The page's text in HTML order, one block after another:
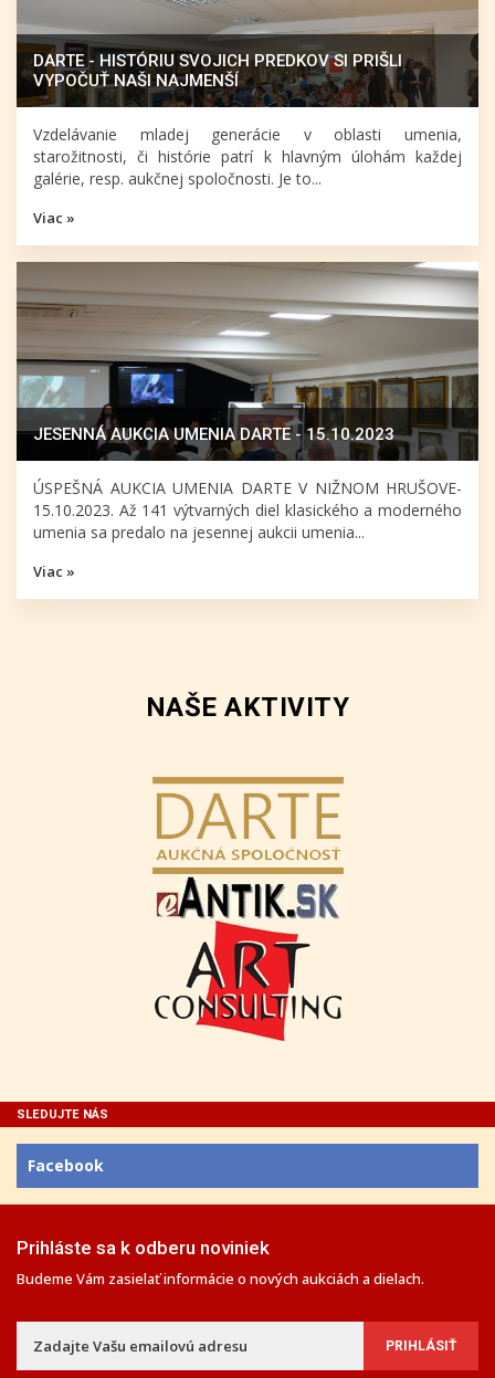
DARTE - HISTÓRIU SVOJICH PREDKOV SI PRIŠLI
VYPOČUŤ NAŠI NAJMENŠÍ
Vzdelávanie mladej generácie v oblasti umenia,
starožitnosti, či histórie patrí k hlavným úlohám každej
galérie, resp. aukčnej spoločnosti. Je to...
Viac »
JESENNÁ AUKCIA UMENIA DARTE - 15.10.2023
ÚSPEŠNÁ AUKCIA UMENIA DARTE V NIŽNOM HRUŠOVE-
15.10.2023. Až 141 výtvarných diel klasického a moderného
umenia sa predalo na jesennej aukcii umenia...
Viac »
NAŠE AKTIVITY
SLEDUJTE NÁS
Facebook
Prihláste sa k odberu noviniek
Budeme Vám zasielať informácie o nových aukciách a dielach.